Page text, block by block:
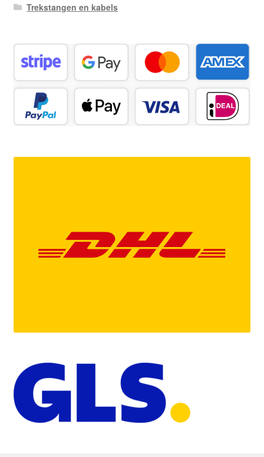
Trekstangen en kabels